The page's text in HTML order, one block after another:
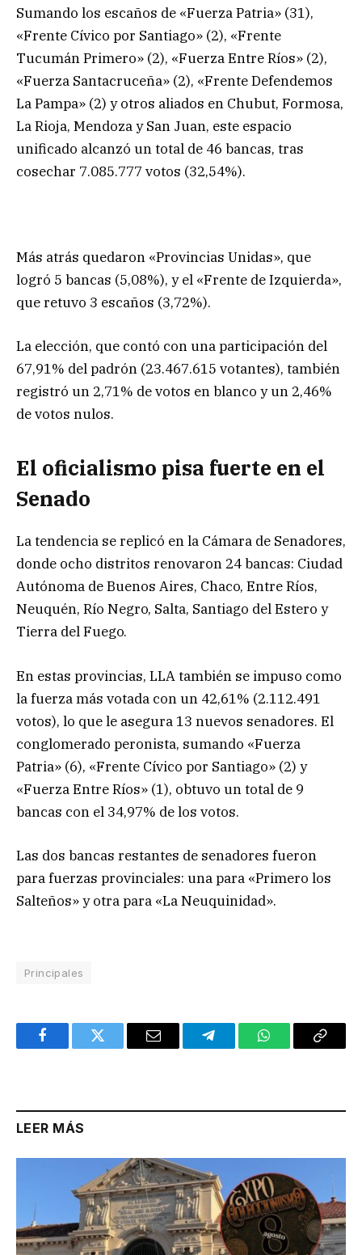
Sumando los escaños de «Fuerza Patria» (31),
«Frente Cívico por Santiago» (2), «Frente
Tucumán Primero» (2), «Fuerza Entre Ríos» (2),
«Fuerza Santacruceña» (2), «Frente Defendemos
La Pampa» (2) y otros aliados en Chubut, Formosa,
La Rioja, Mendoza y San Juan, este espacio
unificado alcanzó un total de 46 bancas, tras
cosechar 7.085.777 votos (32,54%).
Más atrás quedaron «Provincias Unidas», que
logró 5 bancas (5,08%), y el «Frente de Izquierda»,
que retuvo 3 escaños (3,72%).
La elección, que contó con una participación del
67,91% del padrón (23.467.615 votantes), también
registró un 2,71% de votos en blanco y un 2,46%
de votos nulos.
El oficialismo pisa fuerte en el
Senado
La tendencia se replicó en la Cámara de Senadores,
donde ocho distritos renovaron 24 bancas: Ciudad
Autónoma de Buenos Aires, Chaco, Entre Ríos,
Neuquén, Río Negro, Salta, Santiago del Estero y
Tierra del Fuego.
En estas provincias, LLA también se impuso como
la fuerza más votada con un 42,61% (2.112.491
votos), lo que le asegura 13 nuevos senadores. El
conglomerado peronista, sumando «Fuerza
Patria» (6), «Frente Cívico por Santiago» (2) y
«Fuerza Entre Ríos» (1), obtuvo un total de 9
bancas con el 34,97% de los votos.
Las dos bancas restantes de senadores fueron
para fuerzas provinciales: una para «Primero los
Salteños» y otra para «La Neuquinidad».
Principales
FacebookTwitter Email TelegramWhatsAppCopy
LEER MÁS